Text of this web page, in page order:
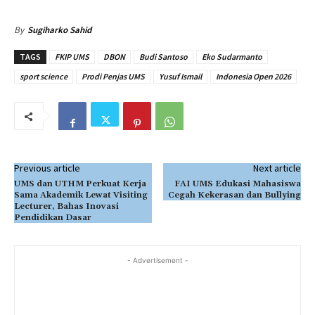
By Sugiharko Sahid
TAGS FKIP UMS DBON Budi Santoso
Eko Sudarmanto
sport science
Prodi Penjas UMS Yusuf Ismail Indonesia Open 2026
Previous article
UMS dan UTHM Perkuat Kerja
Sama Akademik Lewat Visiting
Lecturer, Bahas Inovasi
Pendidikan Dasar
Next article
FAI UMS Edukasi Mahasiswa
Cegah Kekerasan dan Bullying
- Advertisement -